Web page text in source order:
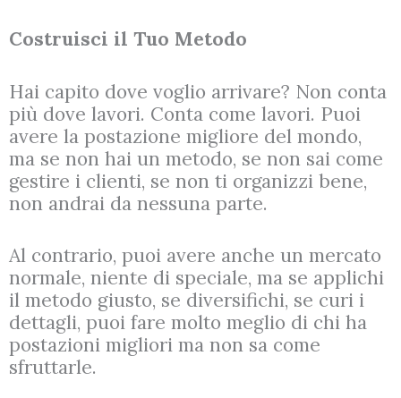
Costruisci il Tuo Metodo
Hai capito dove voglio arrivare? Non conta
più dove lavori. Conta come lavori. Puoi
avere la postazione migliore del mondo,
ma se non hai un metodo, se non sai come
gestire i clienti, se non ti organizzi bene,
non andrai da nessuna parte.
Al contrario, puoi avere anche un mercato
normale, niente di speciale, ma se applichi
il metodo giusto, se diversifichi, se curi i
dettagli, puoi fare molto meglio di chi ha
postazioni migliori ma non sa come
sfruttarle.